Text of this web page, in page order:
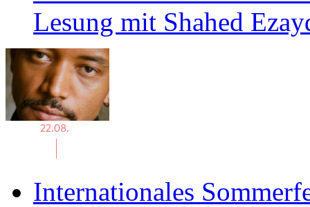
Lesung mit Shahed
Internationales